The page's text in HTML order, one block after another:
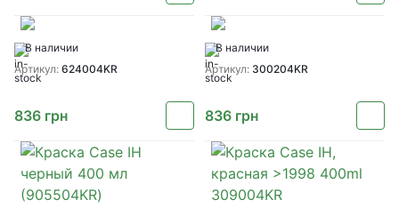
В наличии
Артикул: 624004KR
836 грн
В наличии
Артикул: 300204KR
836 грн